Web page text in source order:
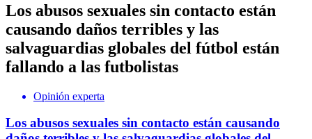
Los abusos sexuales sin contacto están
causando daños terribles y las
salvaguardias globales del fútbol están
fallando a las futbolistas
Opinión experta
Los abusos sexuales sin contacto están causando